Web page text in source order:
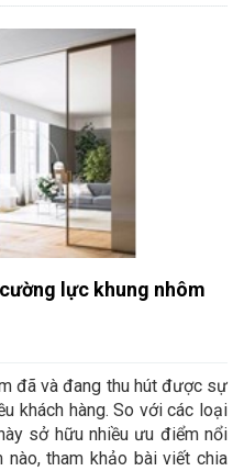
lực khung nhôm
đã và đang thu hút được sự
khách hàng. So với các loại
sở hữu nhiều ưu điểm nổi
tham khảo bài viết chia